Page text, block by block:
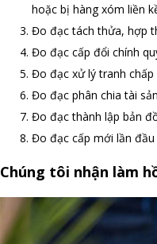
hoặc bị hàng xóm liền
Đo đạc tách thửa, hợp
Đo đạc cấp đổi chính
Đo đạc xử lý tranh
Đo đạc phân chia tài
Đo đạc thành lập bản
Đo đạc cấp mới lần đầu
Chúng tôi nhận làm